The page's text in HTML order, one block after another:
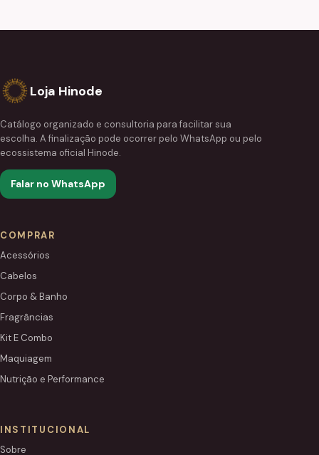
Loja Hinode
Catálogo organizado e consultoria para facilitar sua
escolha. A finalização pode ocorrer pelo WhatsApp ou pelo
ecossistema oficial Hinode.
Falar no WhatsApp
COMPRAR
Acessórios
Cabelos
Corpo & Banho
Fragrâncias
Kit E Combo
Maquiagem
Nutrição e Performance
INSTITUCIONAL
Sobre